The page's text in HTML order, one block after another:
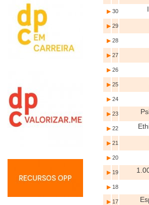
▶ 30
▶ 29
▶ 28
▶ 27
▶ 26
▶ 25
▶ 24
▶ 23
▶ 22
▶ 21
▶ 20
▶ 19
▶ 18
▶ 17